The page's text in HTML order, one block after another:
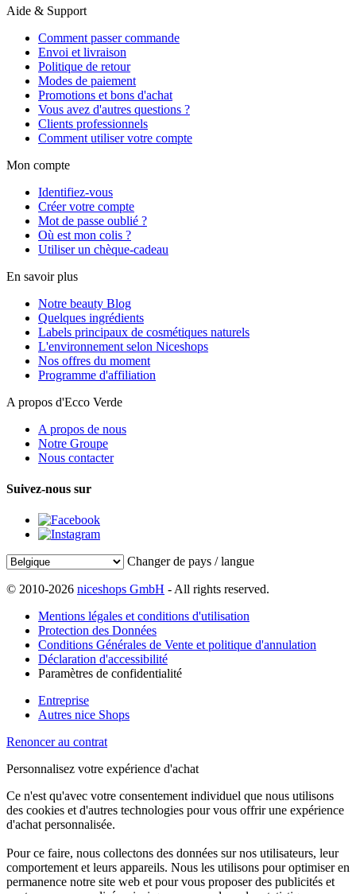
Aide & Support
Comment passer commande
Envoi et livraison
Politique de retour
Modes de paiement
Promotions et bons d'achat
Vous avez d'autres questions ?
Clients professionnels
Comment utiliser votre compte
Mon compte
Identifiez-vous
Créer votre compte
Mot de passe oublié ?
Où est mon colis ?
Utiliser un chèque-cadeau
En savoir plus
Notre beauty Blog
Quelques ingrédients
Labels principaux de cosmétiques naturels
L'environnement selon Niceshops
Nos offres du moment
Programme d'affiliation
A propos d'Ecco Verde
A propos de nous
Notre Groupe
Nous contacter
Suivez-nous sur
Changer de pays / langue
© 2010-2026 niceshops GmbH - All rights reserved.
Mentions légales et conditions d'utilisation
Protection des Données
Conditions Générales de Vente et politique d'annulation
Déclaration d'accessibilité
Paramètres de confidentialité
Entreprise
Autres nice Shops
Renoncer au contrat
Personnalisez votre expérience d'achat
Ce n'est qu'avec votre consentement individuel que nous utilisons
des cookies et d'autres technologies pour vous offrir une expérience
d'achat personnalisée.
Pour ce faire, nous collectons des données sur nos utilisateurs, leur
comportement et leurs appareils. Nous les utilisons pour optimiser en
permanence notre site web et pour vous proposer des publicités et